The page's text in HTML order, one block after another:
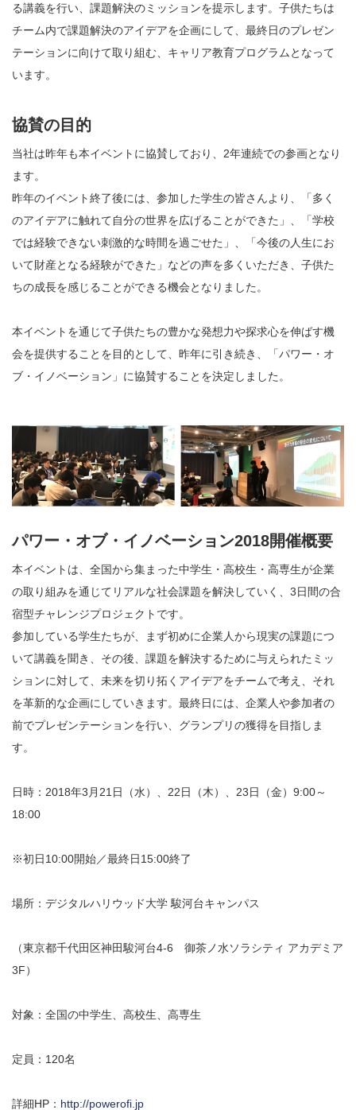
る講義を行い、課題解決のミッションを提示します。子供たちは
チーム内で課題解決のアイデアを企画にして、最終日のプレゼン
テーションに向けて取り組む、キャリア教育プログラムとなって
います。
協賛の目的
当社は昨年も本イベントに協賛しており、2年連続での参画となり
ます。
昨年のイベント終了後には、参加した学生の皆さんより、「多く
のアイデアに触れて自分の世界を広げることができた」、「学校
では経験できない刺激的な時間を過ごせた」、「今後の人生にお
いて財産となる経験ができた」などの声を多くいただき、子供た
ちの成長を感じることができる機会となりました。
本イベントを通じて子供たちの豊かな発想力や探求心を伸ばす機
会を提供することを目的として、昨年に引き続き、「パワー・オ
ブ・イノベーション」に協賛することを決定しました。
パワー・オブ・イノベーション2018開催概要
本イベントは、全国から集まった中学生・高校生・高専生が企業
の取り組みを通じてリアルな社会課題を解決していく、3日間の合
宿型チャレンジプロジェクトです。
参加している学生たちが、まず初めに企業人から現実の課題につ
いて講義を聞き、その後、課題を解決するために与えられたミッ
ションに対して、未来を切り拓くアイデアをチームで考え、それ
を革新的な企画にしていきます。最終日には、企業人や参加者の
前でプレゼンテーションを行い、グランプリの獲得を目指しま
す。
日時：2018年3月21日（水）、22日（木）、23日（金）9:00～
18:00
※初日10:00開始／最終日15:00終了
場所：デジタルハリウッド大学 駿河台キャンパス
（東京都千代田区神田駿河台4-6 御茶ノ水ソラシティ アカデミア
3F）
対象：全国の中学生、高校生、高専生
定員：120名
詳細HP： http://powerofi.jp